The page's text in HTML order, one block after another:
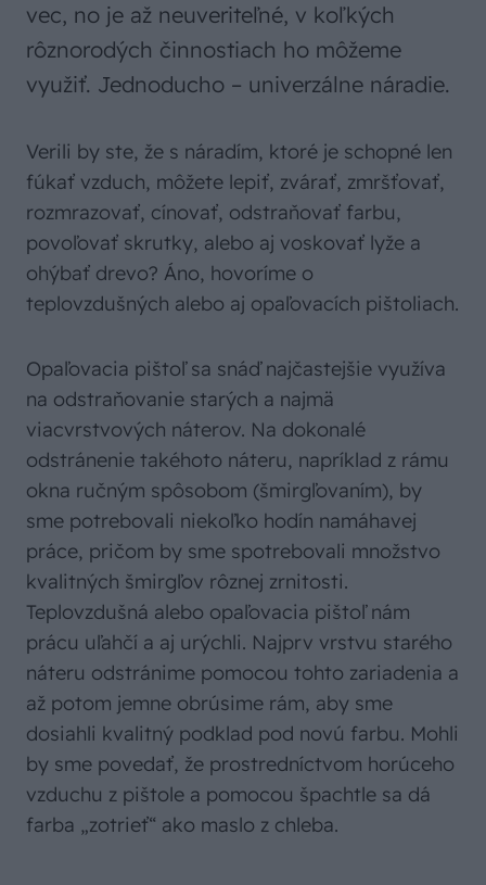
vec, no je až neuveriteľné, v koľkých
rôznorodých činnostiach ho môžeme
využiť. Jednoducho – univerzálne náradie.
Verili by ste, že s náradím, ktoré je schopné len
fúkať vzduch, môžete lepiť, zvárať, zmršťovať,
rozmrazovať, cínovať, odstraňovať farbu,
povoľovať skrutky, alebo aj voskovať lyže a
ohýbať drevo? Áno, hovoríme o
teplovzdušných alebo aj opaľovacích pištoliach.
Opaľovacia pištoľ sa snáď najčastejšie využíva
na odstraňovanie starých a najmä
viacvrstvových náterov. Na dokonalé
odstránenie takéhoto náteru, napríklad z rámu
okna ručným spôsobom (šmirgľovaním), by
sme potrebovali niekoľko hodín namáhavej
práce, pričom by sme spotrebovali množstvo
kvalitných šmirgľov rôznej zrnitosti.
Teplovzdušná alebo opaľovacia pištoľ nám
prácu uľahčí a aj urýchli. Najprv vrstvu starého
náteru odstránime pomocou tohto zariadenia a
až potom jemne obrúsime rám, aby sme
dosiahli kvalitný podklad pod novú farbu. Mohli
by sme povedať, že prostredníctvom horúceho
vzduchu z pištole a pomocou špachtle sa dá
farba „zotrieť“ ako maslo z chleba.